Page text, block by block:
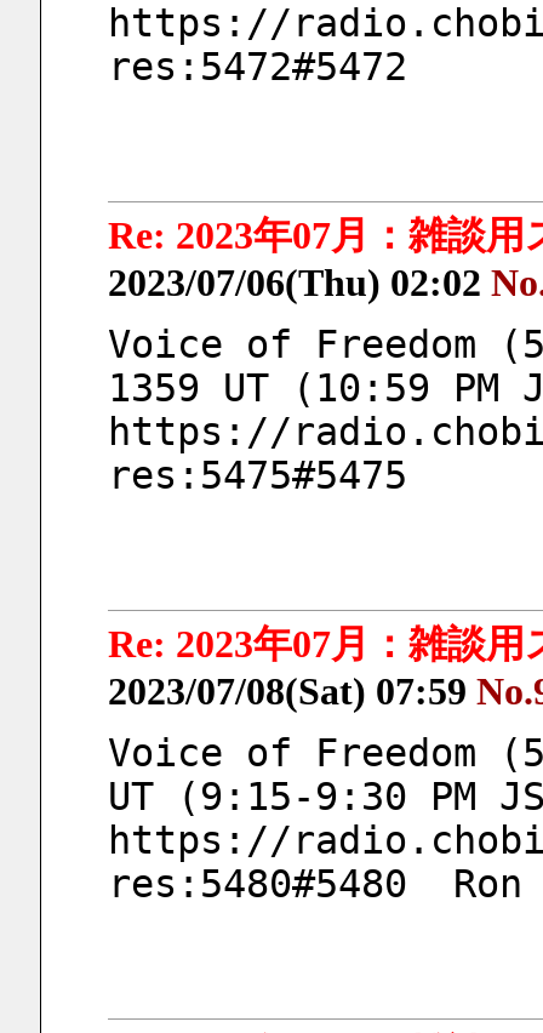
https://
res:5472#5472
Re: 2023年07月：雑談
2023/07/06(Thu) 02:02
1359 UT (10:59 PM
https://
res:5475#5475
Re: 2023年07月：雑談
2023/07/08(Sat) 07:59
Voice of Freedom
UT (9:15-9:30 PM
https://
res:5480#5480